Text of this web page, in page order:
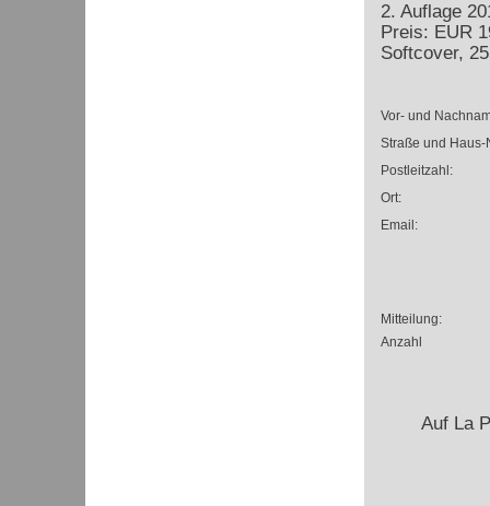
2. Auflage
Preis: EUR
Softcover,
Vor- und
Straße und Haus-
Postleitzahl:
Ort:
Email:
Mitteilung:
Anzahl
Auf La